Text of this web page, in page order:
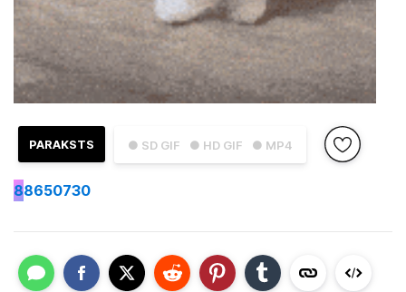
● SD GIF ● HD GIF ● MP4
PARAKSTS
88650730